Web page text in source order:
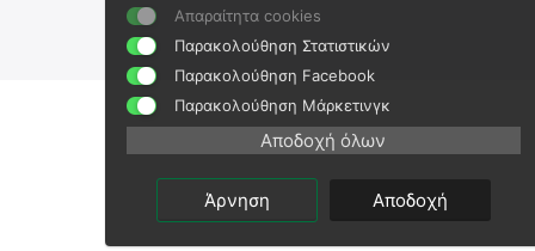
Άμεσα διαθέσιμο
Αποστολή σε 1 εως 3
(χωρίς ΦΠΑ)
Άμεσα διαθέσιμο
Αποστολή σε 1 εως 3
εργάσιμες
€ 59.99
€ 48.38(χωρίς ΦΠΑ)
⛟
Απαραίτητα cookies
Παρακολούθηση Στατιστικών
Παρακολούθηση Facebook
Παρακολούθηση Μάρκετινγκ
Αποδοχή όλων
Άρνηση Αποδοχή